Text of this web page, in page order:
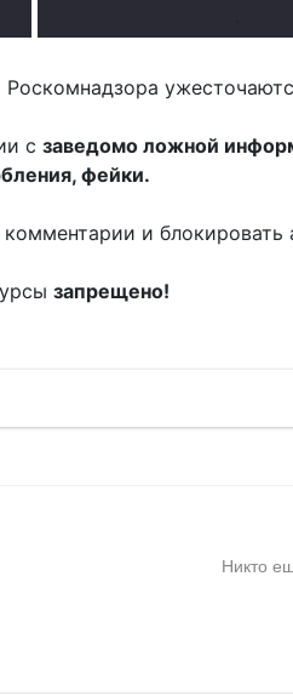
с заведомо ложной
фейки.
и блокировать
запрещено!
Никто